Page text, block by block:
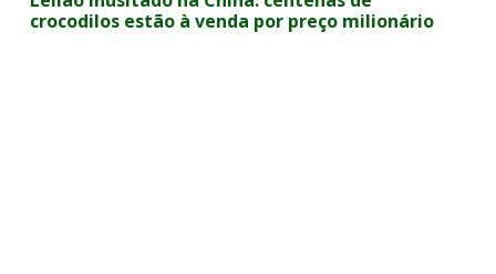
crocodilos estão à venda por preço milionário